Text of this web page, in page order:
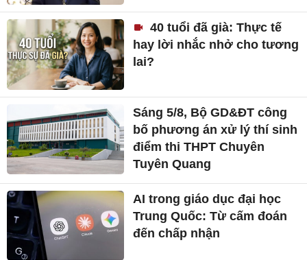
40 tuổi đã già: Thực tế
hay lời nhắc nhở cho tương
lai?
Sáng 5/8, Bộ GD&ĐT công
bố phương án xử lý thí sinh
điểm thi THPT Chuyên
Tuyên Quang
AI trong giáo dục đại học
Trung Quốc: Từ cấm đoán
đến chấp nhận